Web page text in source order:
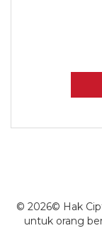
© 2026© Hak
untuk orang